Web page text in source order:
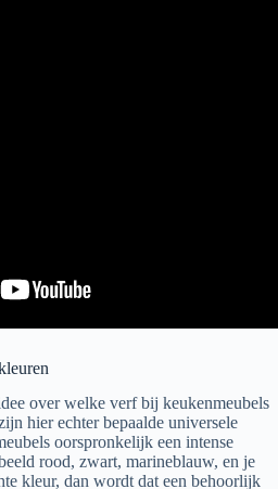
over welke verf bij keukenmeubels
hier echter bepaalde universele
oorspronkelijk een intense
rood, zwart, marineblauw, en je
kleur, dan wordt dat een behoorlijk